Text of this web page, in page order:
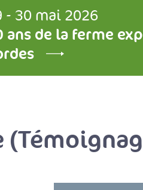
- 30 mai 2026
ans de la ferme